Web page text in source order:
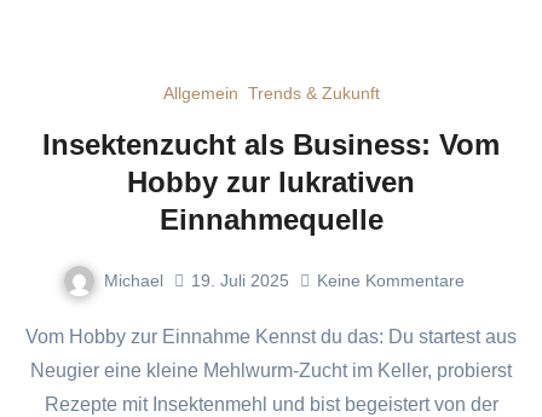
Allgemein Trends & Zukunft
Insektenzucht als Business: Vom
Hobby zur lukrativen
Einnahmequelle
Michael 19. Juli 2025 Keine Kommentare
Vom Hobby zur Einnahme Kennst du das: Du startest aus
Neugier eine kleine Mehlwurm-Zucht im Keller, probierst
Rezepte mit Insektenmehl und bist begeistert von der